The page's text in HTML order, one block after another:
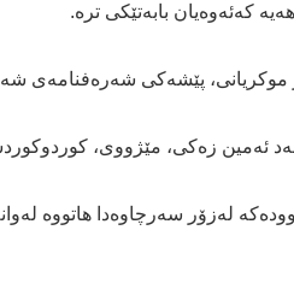
کەئەوەیان بابەتێکی ترە.